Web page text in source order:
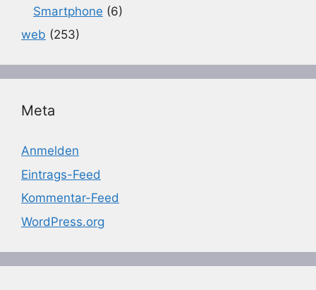
Smartphone (6)
web (253)
Meta
Anmelden
Eintrags-Feed
Kommentar-Feed
WordPress.org